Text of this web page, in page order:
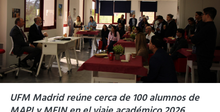
UFM Madrid reúne cerca de 100 alumnos de